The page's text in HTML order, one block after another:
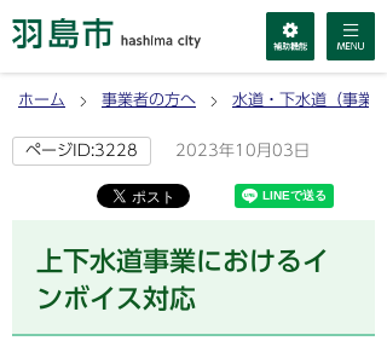
ホーム 事業者の方へ 水道・下水道（事業者
ページID:3228 2023年10月03日
上下水道事業におけるイ
ンボイス対応